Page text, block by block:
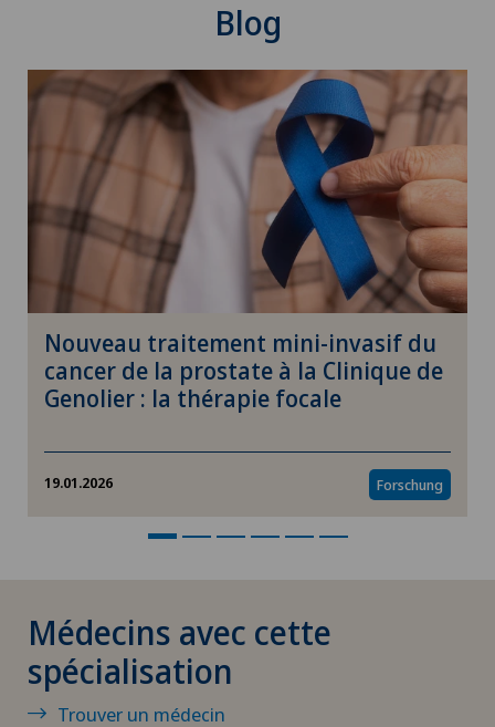
Gonarthrose de la réserve-Valgus
Greffe de cornée
Grossesse
Groupe Parkinson
Gynécologie
Hallux valgus
Hématologie
Hémorroïdes
Hernie discale lombaire
Blog
Nouveau traitement mini-invasif du
cancer de la prostate à la Clinique de
Genolier : la thérapie focale
19.01.2026 Forschung
Médecins avec cette
spécialisation
Trouver un médecin